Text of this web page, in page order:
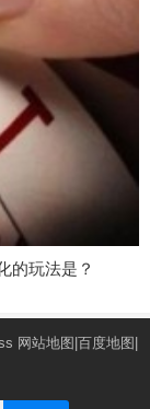
的玩法是？
网站地图 百度地图